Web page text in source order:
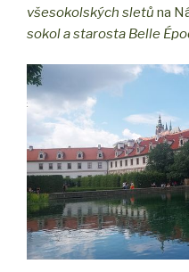
všesokolských sletů na
sokol a starosta Belle